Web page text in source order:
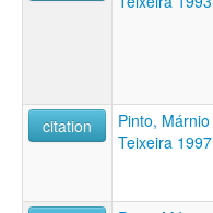
citation
Pinto, Márnio
Teixeira 1997